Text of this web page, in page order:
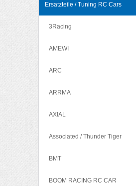
Ersatzteile / Tuning RC Cars
3Racing
AMEWI
ARC
ARRMA
AXIAL
Associated / Thunder Tiger
BMT
BOOM RACING RC CAR